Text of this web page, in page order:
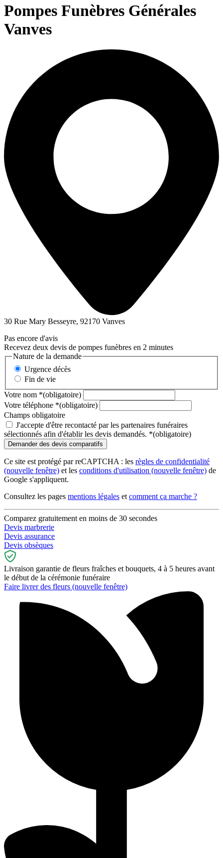
Pompes Funèbres Générales
Vanves
30 Rue Mary Besseyre, 92170 Vanves
Pas encore d'avis
Recevez deux devis de pompes funèbres en 2 minutes
Nature de la demande
Urgence décès
Fin de vie
Votre nom *(obligatoire)
Votre téléphone *(obligatoire)
Champs obligatoire
J'accepte d'être recontacté par les partenaires funéraires
sélectionnés afin d'établir les devis demandés. *(obligatoire)
Ce site est protégé par reCAPTCHA : les règles de confidentialité
(nouvelle fenêtre) et les conditions d'utilisation (nouvelle fenêtre) de
Google s'appliquent.
Consultez les pages mentions légales et comment ça marche ?
Comparez gratuitement en moins de 30 secondes
Devis marbrerie
Devis assurance
Devis obsèques
Livraison garantie de fleurs fraîches et bouquets, 4 à 5 heures avant
le début de la cérémonie funéraire
Faire livrer des fleurs (nouvelle fenêtre)